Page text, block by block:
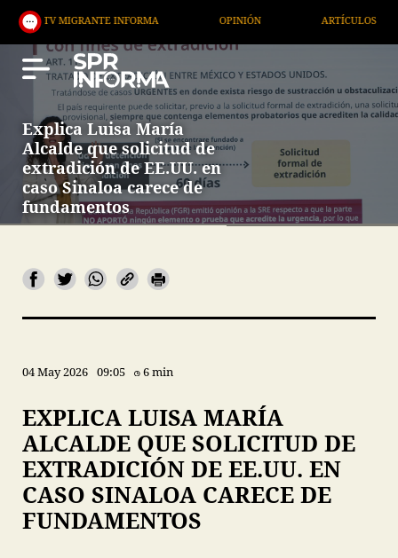
INFORMA OPINIÓN ARTÍCULOS
Explica Luisa María
Alcalde que solicitud de
extradición de EE.UU. en
caso Sinaloa carece de
fundamentos
04 May 2026 09:05 6 min
EXPLICA LUISA MARÍA
ALCALDE QUE SOLICITUD DE
EXTRADICIÓN DE EE.UU. EN
CASO SINALOA CARECE DE
FUNDAMENTOS